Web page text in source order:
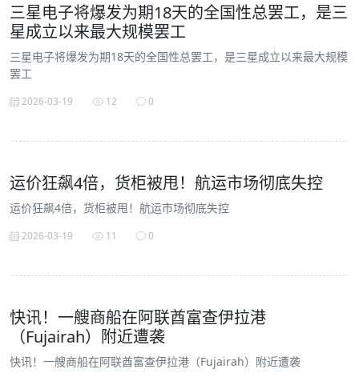
三星电子将爆发为期18天的全国性总罢工，是三
星成立以来最大规模罢工
三星电子将爆发为期18天的全国性总罢工，是三星成立以来最大规模
罢工
2026-03-19 12 0
运价狂飙4倍，货柜被甩！航运市场彻底失控
运价狂飙4倍，货柜被甩！航运市场彻底失控
2026-03-19 11 0
快讯！一艘商船在阿联酋富查伊拉港
（Fujairah）附近遭袭
快讯！一艘商船在阿联酋富查伊拉港（Fujairah）附近遭袭